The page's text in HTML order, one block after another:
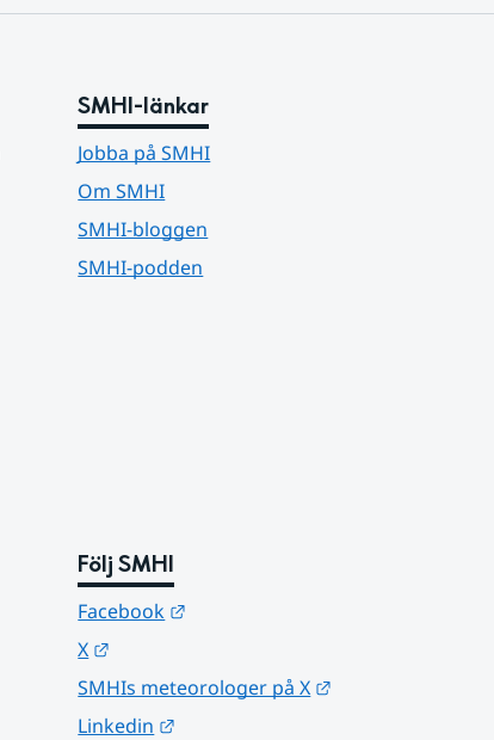
SMHI-länkar
Jobba på SMHI
Om SMHI
SMHI-bloggen
SMHI-podden
Följ SMHI
Facebook
X
SMHIs meteorologer på X
Linkedin